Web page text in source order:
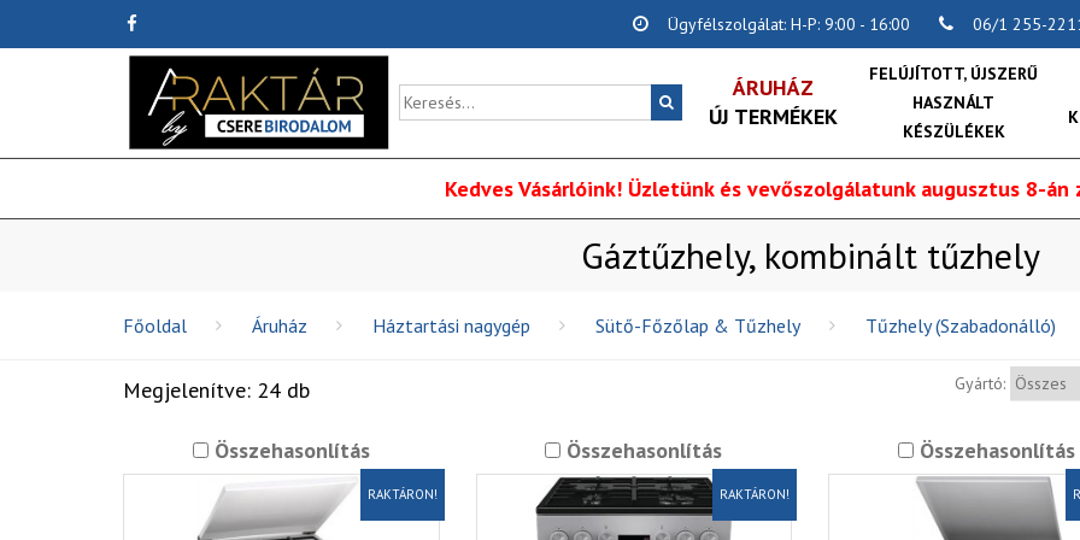
Ügyfélszolgálat: H-P: 9:00 - 16:00 06/1 255-
ÁRUHÁZ
ÚJ TERMÉKEK
FELÚJÍTOTT, ÚJSZERŰ
HASZNÁLT
KÉSZÜLÉKEK
Kedves Vásárlóink! Üzletünk és vevőszolgálatunk augusztus 8-
Gáztűzhely, kombinált tűzhely
Főoldal Áruház Háztartási nagygép Sütő-Főzőlap & Tűzhely Tűzhely (Szabadonálló)
Megjelenítve: 24 db Gyártó:
Összehasonlítás
RAKTÁRON!
Összehasonlítás
RAKTÁRON!
Összehasonlítás